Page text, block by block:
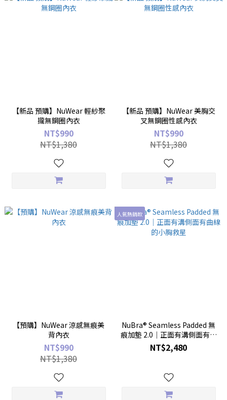
【新品 預購】NuWear 輕紗聚
攏無鋼圈內衣
NT$990
NT$1,380
【新品 預購】NuWear 美胸交
叉無鋼圈性感內衣
NT$990
NT$1,380
【預購】NuWear 涼感無痕美
背內衣
NT$990
NT$1,380
人氣熱銷款
NuBra® Seamless Padded 無
痕加墊 2.0｜正面有溝側面有曲
線的小胸救星
NT$2,480